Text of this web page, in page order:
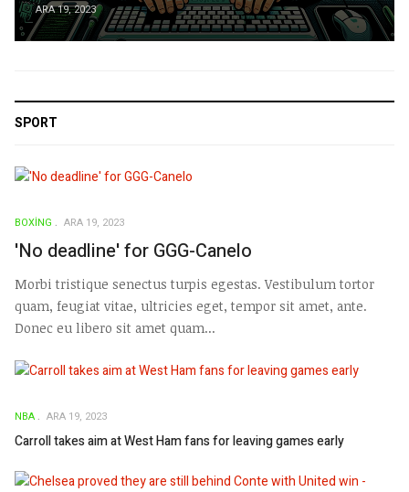
ARA 19, 2023
SPORT
BOXING ARA 19, 2023
'No deadline' for GGG-Canelo
Morbi tristique senectus turpis egestas. Vestibulum tortor
quam, feugiat vitae, ultricies eget, tempor sit amet, ante.
Donec eu libero sit amet quam...
NBA ARA 19, 2023
Carroll takes aim at West Ham fans for leaving games early